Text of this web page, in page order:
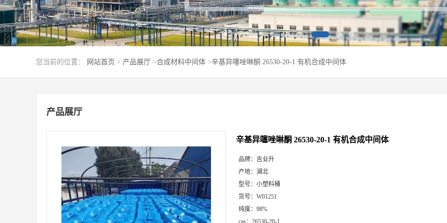
您当前的位置： 网站首页 > 产品展厅 >合成材料中间体 >辛基异噻唑啉酮 26530-20-1 有机合成中间体
产品展厅
辛基异噻唑啉酮 26530-20-1 有机合成中间体
品牌： 吉业升
产地： 湖北
型号： 小塑料桶
货号： W01251
纯度： 98%
cas： 26530-20-1